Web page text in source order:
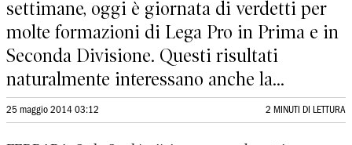
settimane, oggi è giornata di verdetti per
molte formazioni di Lega Pro in Prima e in
Seconda Divisione. Questi risultati
naturalmente interessano anche la...
25 maggio 2014 03:12 2 MINUTI DI LETTURA